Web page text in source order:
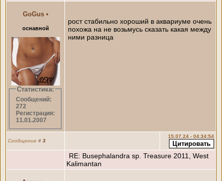
GoGus •
оснавной
Статистика:
Сообщений:
272
Регистрация:
11.01.2007
рост стабильно хороший в аквариуме очень
похожа на не возьмусь сказать какая между
ними разница
Сообщение # 3
15.07.24 - 04:34:54
RE: Busephalandra sp. Treasure 2011, West
Kalimantan